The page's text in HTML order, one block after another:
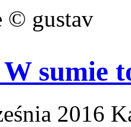
© gustav
sumie
2016